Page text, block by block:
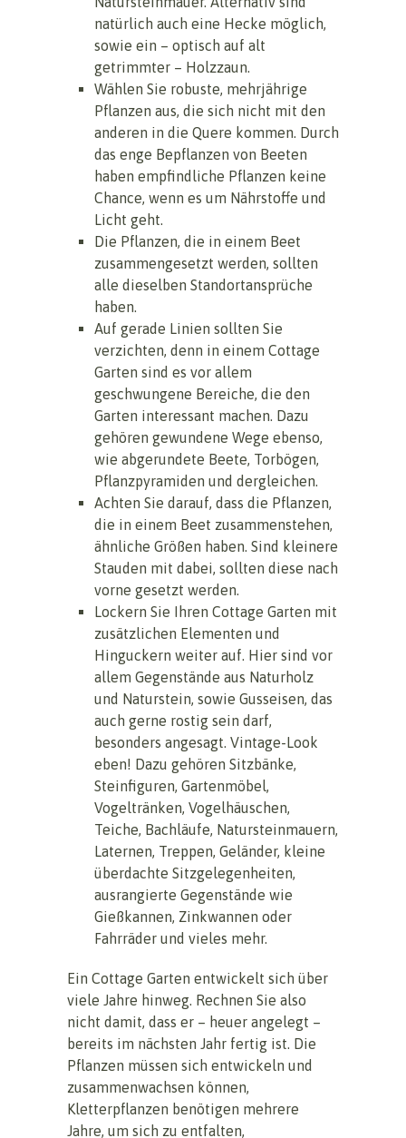
natürlich auch eine Hecke möglich,
sowie ein – optisch auf alt
getrimmter – Holzzaun.
Wählen Sie robuste, mehrjährige
Pflanzen aus, die sich nicht mit den
anderen in die Quere kommen. Durch
das enge Bepflanzen von Beeten
haben empfindliche Pflanzen keine
Chance, wenn es um Nährstoffe und
Licht geht.
Die Pflanzen, die in einem Beet
zusammengesetzt werden, sollten
alle dieselben Standortansprüche
haben.
Auf gerade Linien sollten Sie
verzichten, denn in einem Cottage
Garten sind es vor allem
geschwungene Bereiche, die den
Garten interessant machen. Dazu
gehören gewundene Wege ebenso,
wie abgerundete Beete, Torbögen,
Pflanzpyramiden und dergleichen.
Achten Sie darauf, dass die Pflanzen,
die in einem Beet zusammenstehen,
ähnliche Größen haben. Sind kleinere
Stauden mit dabei, sollten diese nach
vorne gesetzt werden.
Lockern Sie Ihren Cottage Garten mit
zusätzlichen Elementen und
Hinguckern weiter auf. Hier sind vor
allem Gegenstände aus Naturholz
und Naturstein, sowie Gusseisen, das
auch gerne rostig sein darf,
besonders angesagt. Vintage-Look
eben! Dazu gehören Sitzbänke,
Steinfiguren, Gartenmöbel,
Vogeltränken, Vogelhäuschen,
Teiche, Bachläufe, Natursteinmauern,
Laternen, Treppen, Geländer, kleine
überdachte Sitzgelegenheiten,
ausrangierte Gegenstände wie
Gießkannen, Zinkwannen oder
Fahrräder und vieles mehr.
Ein Cottage Garten entwickelt sich über
viele Jahre hinweg. Rechnen Sie also
nicht damit, dass er – heuer angelegt –
bereits im nächsten Jahr fertig ist. Die
Pflanzen müssen sich entwickeln und
zusammenwachsen können,
Kletterpflanzen benötigen mehrere
Jahre, um sich zu entfalten,